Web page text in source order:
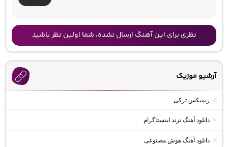
نظری برای این آهنگ ارسال نشده، شما اولین نظر باشید
آرشیو موزیک
ریمیکس ترکی
دانلود آهنگ ترند اینستاگرام
دانلود آهنگ هوش مصنوعی